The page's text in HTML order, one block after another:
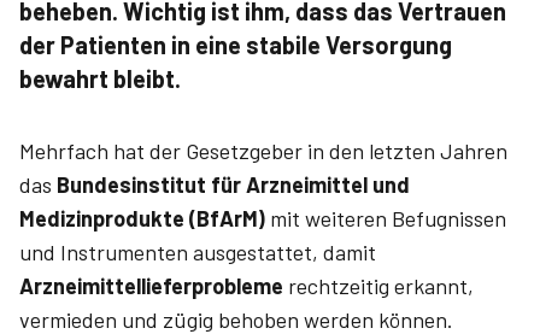
beheben. Wichtig ist ihm, dass das Vertrauen
der Patienten in eine stabile Versorgung
bewahrt bleibt.
Mehrfach hat der Gesetzgeber in den letzten Jahren
das Bundesinstitut für Arzneimittel und
Medizinprodukte (BfArM) mit weiteren Befugnissen
und Instrumenten ausgestattet, damit
Arzneimittellieferprobleme rechtzeitig erkannt,
vermieden und zügig behoben werden können.